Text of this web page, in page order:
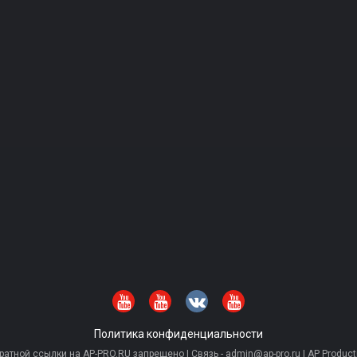
Политика конфиденциальности
ссылки на AP-PRO.RU запрещено | Связь - admin@ap-pro.ru | AP